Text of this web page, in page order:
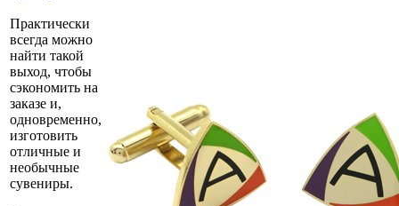
Практически
всегда можно
найти такой
выход, чтобы
сэкономить на
заказе и,
одновременно,
изготовить
отличные и
необычные
сувениры.